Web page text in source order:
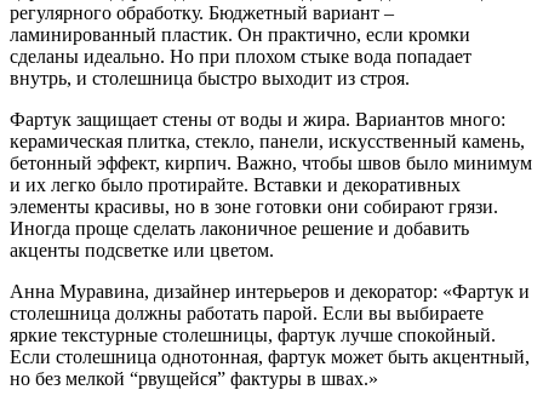
регулярного обработку. Бюджетный вариант –
ламинированный пластик. Он практично, если кромки
сделаны идеально. Но при плохом стыке вода попадает
внутрь, и столешница быстро выходит из строя.
Фартук защищает стены от воды и жира. Вариантов много:
керамическая плитка, стекло, панели, искусственный камень,
бетонный эффект, кирпич. Важно, чтобы швов было минимум
и их легко было протирайте. Вставки и декоративных
элементы красивы, но в зоне готовки они собирают грязи.
Иногда проще сделать лаконичное решение и добавить
акценты подсветке или цветом.
Анна Муравина, дизайнер интерьеров и декоратор: «Фартук и
столешница должны работать парой. Если вы выбираете
яркие текстурные столешницы, фартук лучше спокойный.
Если столешница однотонная, фартук может быть акцентный,
но без мелкой “рвущейся” фактуры в швах.»